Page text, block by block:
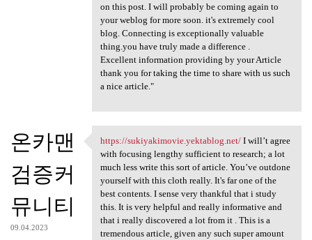
on this post. I will probably be coming again to
your weblog for more soon. it's extremely cool
blog. Connecting is exceptionally valuable
thing.you have truly made a difference .
Excellent information providing by your Article
thank you for taking the time to share with us such
a nice article."
온카맨
검증커
뮤니티
09.04.2023
https://sukiyakimovie
https://sukiyakimovie.yektablog.net/I will’t agree
with focusing lengthy sufficient to research; a lot
much less write this sort of article. You’ve outdone
yourself with this cloth really. It's far one of the
best contents. I sense very thankful that i study
this. It is very helpful and really informative and
that i really discovered a lot from it . This is a
tremendous article, given any such super amount